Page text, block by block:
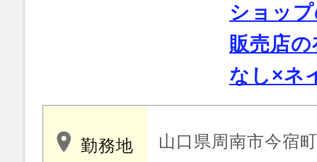
ショッ
販売店
なし×ネ
勤務地 山口県周南市今宿町